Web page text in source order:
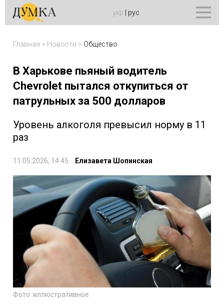
укр рус
Главная > Новости > Общество
В Харькове пьяный водитель
Chevrolet пытался откупиться от
патрульных за 500 долларов
Уровень алкоголя превысил норму в 11
раз
11.05.2026, 14:45 Елизавета Шопинская
Фото: иллюстративное